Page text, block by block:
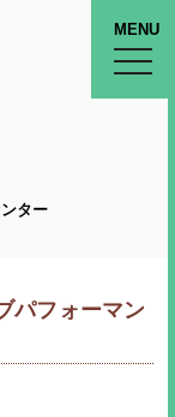
ター
MENU
toggle
パフォーマン